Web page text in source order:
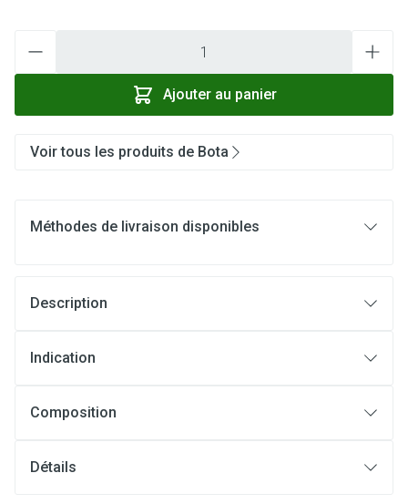
Ajouter au panier
Voir tous les produits de Bota
Méthodes de livraison disponibles
Description
Indication
Composition
Détails